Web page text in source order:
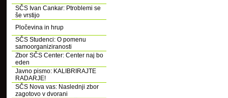
SČS Ivan Cankar: Ptroblemi se
še vrstijo
Pločevina in hrup
SČS Studenci: O pomenu
samoorganiziranosti
Zbor SČS Center: Center naj bo
eden
Javno pismo: KALIBRIRAJTE
RADARJE!
SČS Nova vas: Naslednji zbor
zagotovo v dvorani